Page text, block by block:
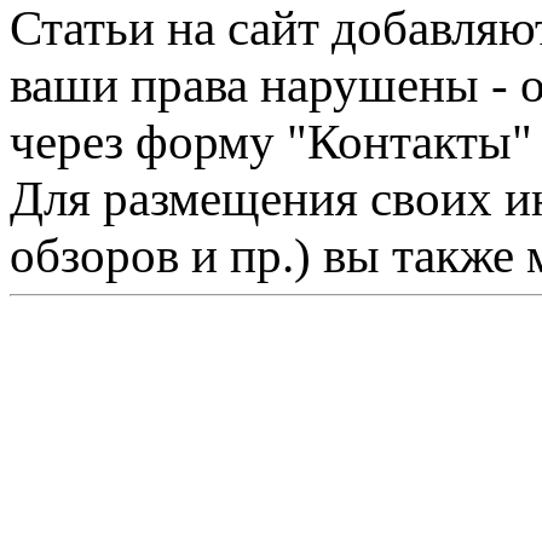
Статьи на сайт
ваши права нарушены -
через форму "Контакты"
Для размещения своих
обзоров и пр.) вы также